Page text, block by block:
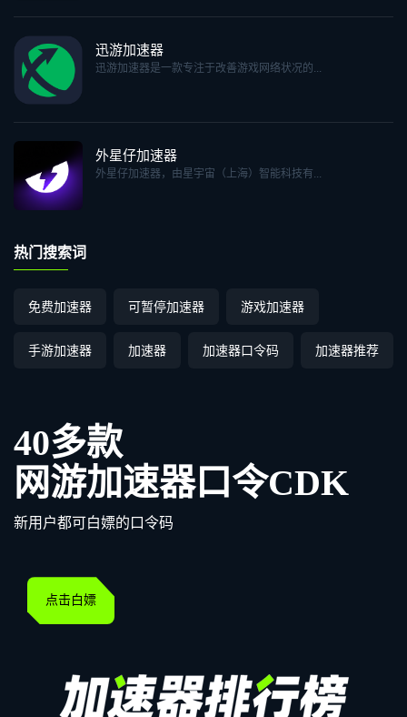
迅游加速器
迅游加速器是一款专注于改善游戏网络状况的...
外星仔加速器
外星仔加速器，由星宇宙（上海）智能科技有...
热门搜索词
免费加速器 可暂停加速器 游戏加速器
手游加速器 加速器 加速器口令码 加速器推荐
40多款
网游加速器口令CDK
新用户都可白嫖的口令码
点击白嫖